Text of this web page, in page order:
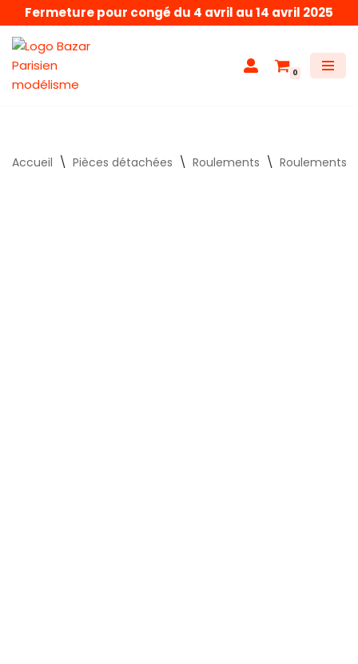
Aller
au
contenu
Fermeture pour congé du 4 avril au 14 avril 2025
0
Accueil \ Pièces détachées \ Roulements \ Roulements